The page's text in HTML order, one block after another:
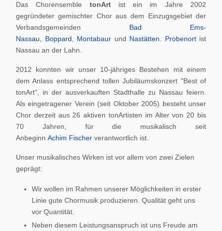
Das Chorensemble tonArt ist ein im Jahre 2002
gegründeter gemischter Chor aus dem Einzugsgebiet der
Verbandsgemeinden Bad Ems-
Nassau
Boppard Montabaur und Nastätten Probenortist
Nassau an der Lahn.
2012 konnten wir unser 10-jähriges Bestehen mit einem
dem Anlass entsprechend tollen Jubiläumskonzert "Best of
tonArt", in der ausverkauften Stadthalle zu Nassau feiern.
Als eingetragener Verein (seit Oktober 2005) besteht unser
Chor derzeit aus 26 aktiven tonArtisten im Alter von 20 bis
70 Jahren, für die musikalisch seit
Anbeginn Achim Fischer verantwortlich ist.
Unser musikalisches Wirken ist vor allem von zwei Zielen
geprägt:
Wir wollen im Rahmen unserer Möglichkeiten in erster
Linie gute Chormusik produzieren. Qualität geht uns
vor Quantität.
Neben diesem Leistungsanspruch ist uns Freude am